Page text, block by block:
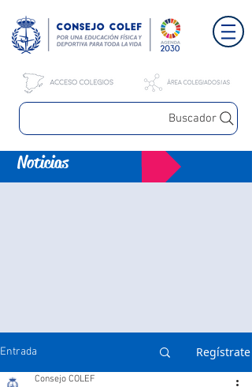
Buscador
Noticias
Entrada Regístrate
Consejo COLEF